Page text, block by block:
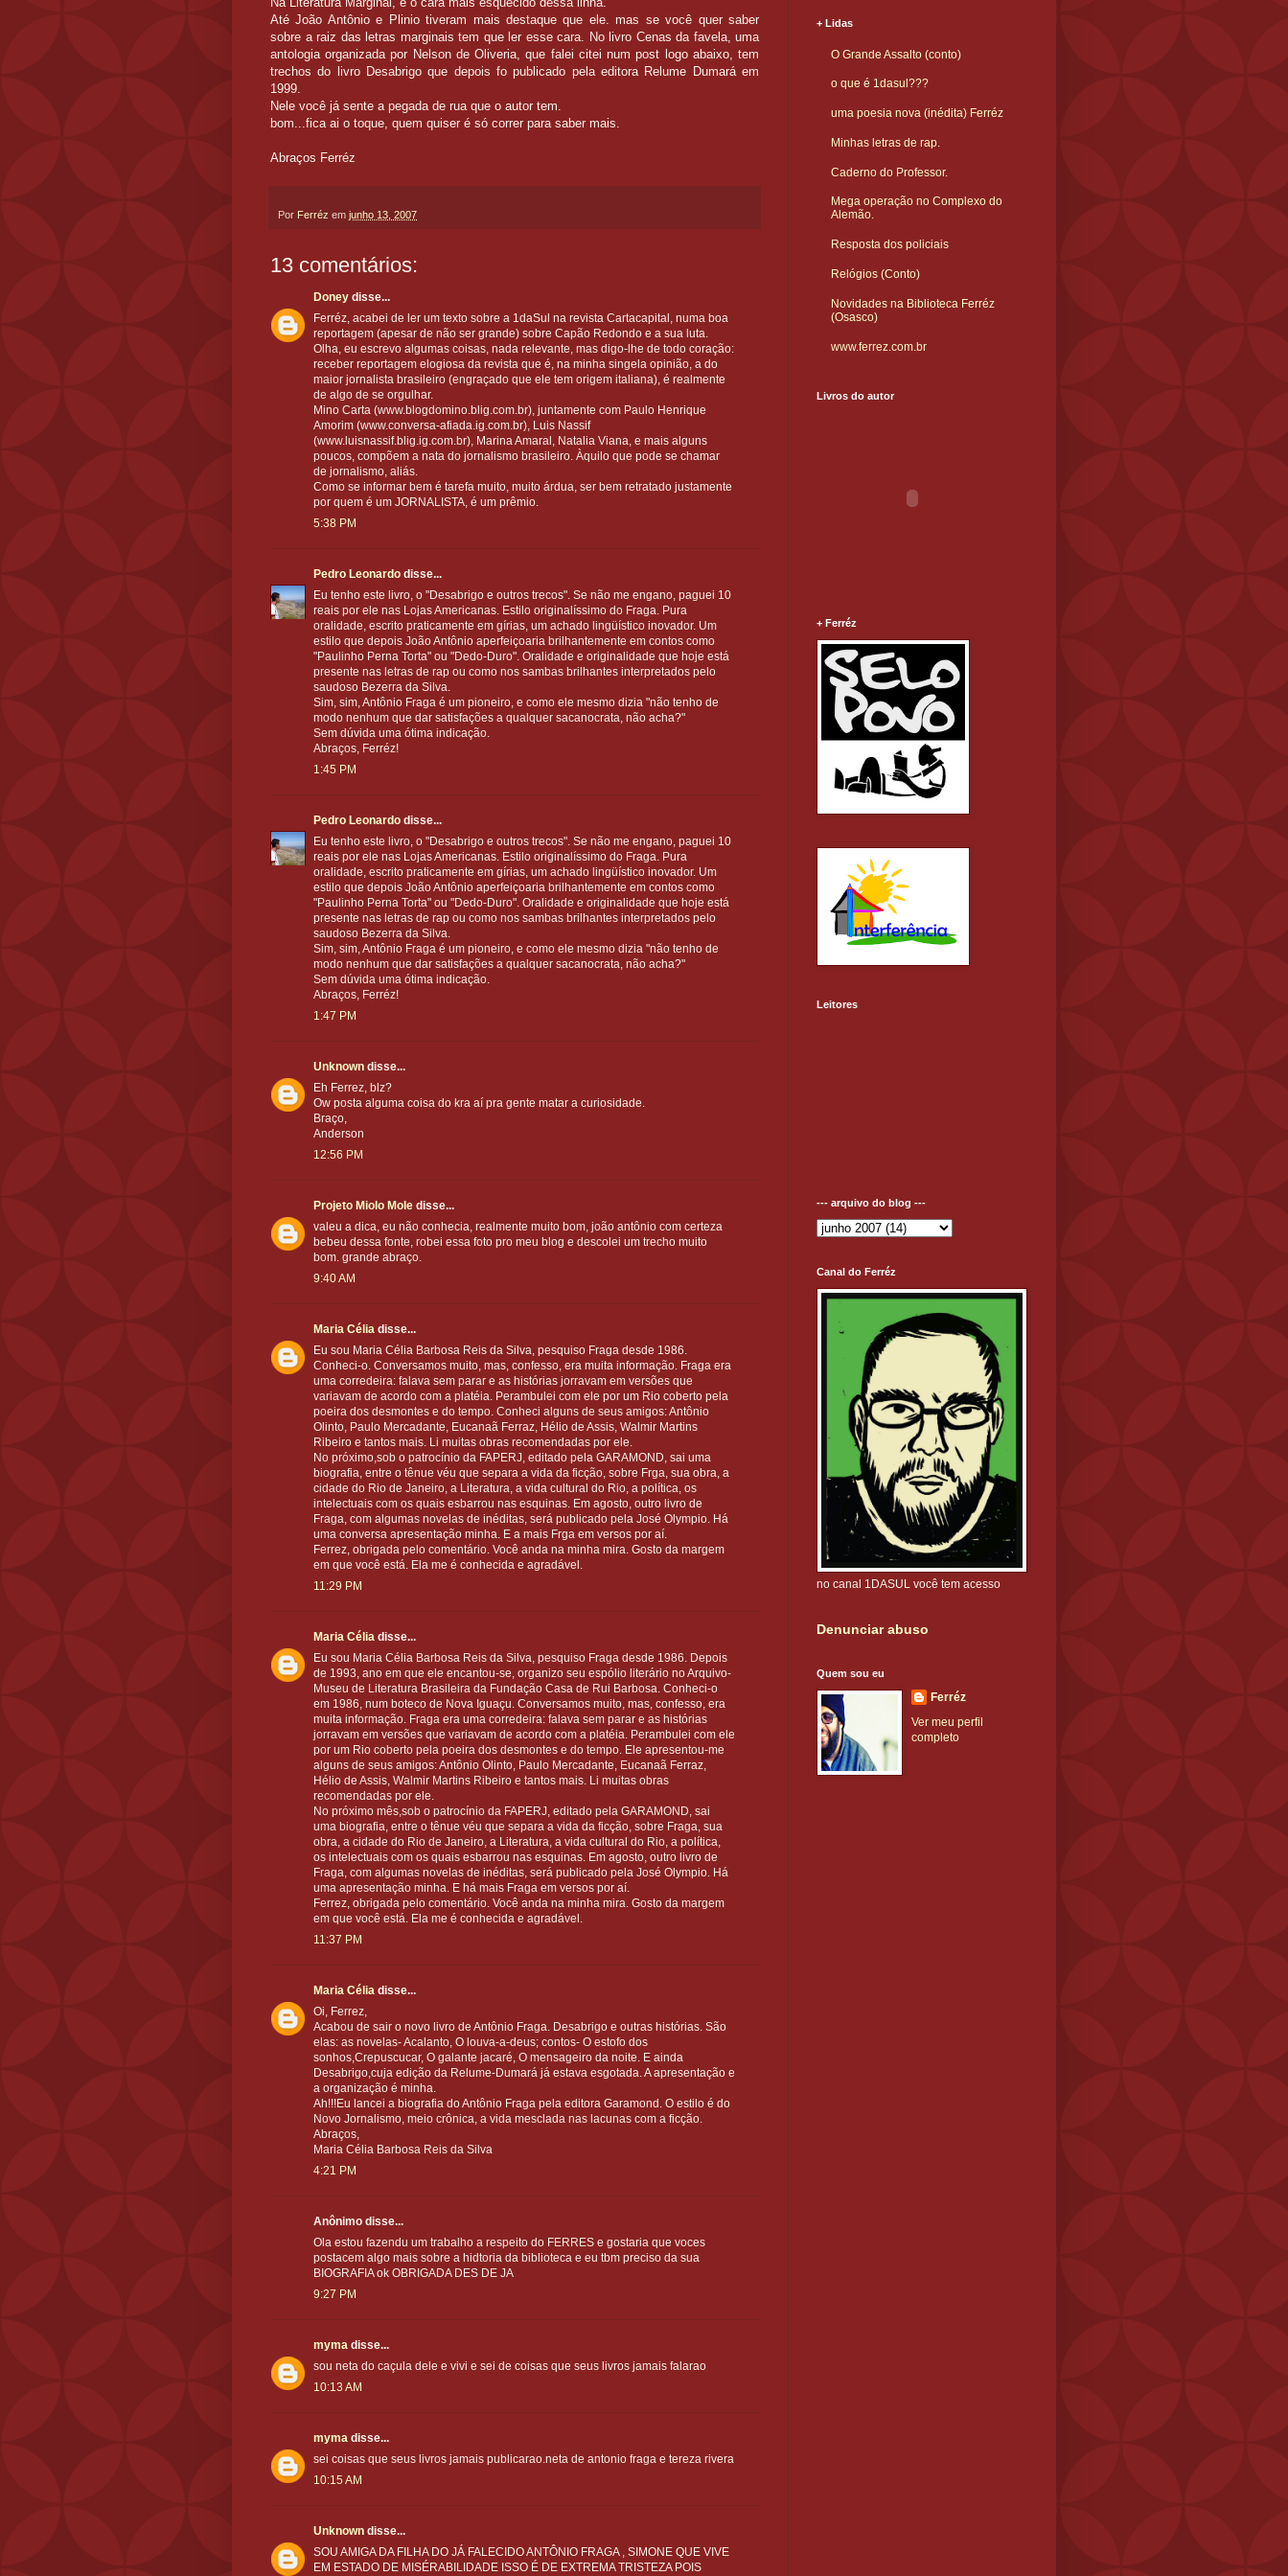
Até João Antônio e Plinio tiveram mais destaque que ele. mas se você quer saber
sobre a raiz das letras marginais tem que ler esse cara. No livro Cenas da favela, uma
antologia organizada por Nelson de Oliveria, que falei citei num post logo abaixo, tem
trechos do livro Desabrigo que depois fo publicado pela editora Relume Dumará em
1999.
Nele você já sente a pegada de rua que o autor tem.
bom...fica ai o toque, quem quiser é só correr para saber mais.
Abraços Ferréz
Por Ferréz em junho 13, 2007
13 comentários:
Doney disse...
Ferréz, acabei de ler um texto sobre a 1daSul na revista Cartacapital, numa boa
reportagem (apesar de não ser grande) sobre Capão Redondo e a sua luta.
Olha, eu escrevo algumas coisas, nada relevante, mas digo-lhe de todo coração:
receber reportagem elogiosa da revista que é, na minha singela opinião, a do
maior jornalista brasileiro (engraçado que ele tem origem italiana), é realmente
de algo de se orgulhar.
Mino Carta (www.blogdomino.blig.com.br), juntamente com Paulo Henrique
Amorim (www.conversa-afiada.ig.com.br), Luis Nassif
(www.luisnassif.blig.ig.com.br), Marina Amaral, Natalia Viana, e mais alguns
poucos, compõem a nata do jornalismo brasileiro. Àquilo que pode se chamar
de jornalismo, aliás.
Como se informar bem é tarefa muito, muito árdua, ser bem retratado justamente
por quem é um JORNALISTA, é um prêmio.
5:38 PM
Pedro Leonardo disse...
Eu tenho este livro, o "Desabrigo e outros trecos". Se não me engano, paguei 10
reais por ele nas Lojas Americanas. Estilo originalíssimo do Fraga. Pura
oralidade, escrito praticamente em gírias, um achado lingüístico inovador. Um
estilo que depois João Antônio aperfeiçoaria brilhantemente em contos como
"Paulinho Perna Torta" ou "Dedo-Duro". Oralidade e originalidade que hoje está
presente nas letras de rap ou como nos sambas brilhantes interpretados pelo
saudoso Bezerra da Silva.
Sim, sim, Antônio Fraga é um pioneiro, e como ele mesmo dizia "não tenho de
modo nenhum que dar satisfações a qualquer sacanocrata, não acha?"
Sem dúvida uma ótima indicação.
Abraços, Ferréz!
1:45 PM
Pedro Leonardo disse...
Eu tenho este livro, o "Desabrigo e outros trecos". Se não me engano, paguei 10
reais por ele nas Lojas Americanas. Estilo originalíssimo do Fraga. Pura
oralidade, escrito praticamente em gírias, um achado lingüístico inovador. Um
estilo que depois João Antônio aperfeiçoaria brilhantemente em contos como
"Paulinho Perna Torta" ou "Dedo-Duro". Oralidade e originalidade que hoje está
presente nas letras de rap ou como nos sambas brilhantes interpretados pelo
saudoso Bezerra da Silva.
Sim, sim, Antônio Fraga é um pioneiro, e como ele mesmo dizia "não tenho de
modo nenhum que dar satisfações a qualquer sacanocrata, não acha?"
Sem dúvida uma ótima indicação.
Abraços, Ferréz!
1:47 PM
Unknown disse...
Eh Ferrez, blz?
Ow posta alguma coisa do kra aí pra gente matar a curiosidade.
Braço,
Anderson
12:56 PM
Projeto Miolo Mole disse...
valeu a dica, eu não conhecia, realmente muito bom, joão antônio com certeza
bebeu dessa fonte, robei essa foto pro meu blog e descolei um trecho muito
bom. grande abraço.
9:40 AM
Maria Célia disse...
Eu sou Maria Célia Barbosa Reis da Silva, pesquiso Fraga desde 1986.
Conheci-o. Conversamos muito, mas, confesso, era muita informação. Fraga era
uma corredeira: falava sem parar e as histórias jorravam em versões que
variavam de acordo com a platéia. Perambulei com ele por um Rio coberto pela
poeira dos desmontes e do tempo. Conheci alguns de seus amigos: Antônio
Olinto, Paulo Mercadante, Eucanaã Ferraz, Hélio de Assis, Walmir Martins
Ribeiro e tantos mais. Li muitas obras recomendadas por ele.
No próximo,sob o patrocínio da FAPERJ, editado pela GARAMOND, sai uma
biografia, entre o tênue véu que separa a vida da ficção, sobre Frga, sua obra, a
cidade do Rio de Janeiro, a Literatura, a vida cultural do Rio, a política, os
intelectuais com os quais esbarrou nas esquinas. Em agosto, outro livro de
Fraga, com algumas novelas de inéditas, será publicado pela José Olympio. Há
uma conversa apresentação minha. E a mais Frga em versos por aí.
Ferrez, obrigada pelo comentário. Você anda na minha mira. Gosto da margem
em que você está. Ela me é conhecida e agradável.
11:29 PM
Maria Célia disse...
Eu sou Maria Célia Barbosa Reis da Silva, pesquiso Fraga desde 1986. Depois
de 1993, ano em que ele encantou-se, organizo seu espólio literário no Arquivo-
Museu de Literatura Brasileira da Fundação Casa de Rui Barbosa. Conheci-o
em 1986, num boteco de Nova Iguaçu. Conversamos muito, mas, confesso, era
muita informação. Fraga era uma corredeira: falava sem parar e as histórias
jorravam em versões que variavam de acordo com a platéia. Perambulei com ele
por um Rio coberto pela poeira dos desmontes e do tempo. Ele apresentou-me
alguns de seus amigos: Antônio Olinto, Paulo Mercadante, Eucanaã Ferraz,
Hélio de Assis, Walmir Martins Ribeiro e tantos mais. Li muitas obras
recomendadas por ele.
No próximo mês,sob o patrocínio da FAPERJ, editado pela GARAMOND, sai
uma biografia, entre o tênue véu que separa a vida da ficção, sobre Fraga, sua
obra, a cidade do Rio de Janeiro, a Literatura, a vida cultural do Rio, a política,
os intelectuais com os quais esbarrou nas esquinas. Em agosto, outro livro de
Fraga, com algumas novelas de inéditas, será publicado pela José Olympio. Há
uma apresentação minha. E há mais Fraga em versos por aí.
Ferrez, obrigada pelo comentário. Você anda na minha mira. Gosto da margem
em que você está. Ela me é conhecida e agradável.
11:37 PM
Maria Célia disse...
Oi, Ferrez,
Acabou de sair o novo livro de Antônio Fraga. Desabrigo e outras histórias. São
elas: as novelas- Acalanto, O louva-a-deus; contos- O estofo dos
sonhos,Crepuscucar, O galante jacaré, O mensageiro da noite. E ainda
Desabrigo,cuja edição da Relume-Dumará já estava esgotada. A apresentação e
a organização é minha.
Ah!!!Eu lancei a biografia do Antônio Fraga pela editora Garamond. O estilo é do
Novo Jornalismo, meio crônica, a vida mesclada nas lacunas com a ficção.
Abraços,
Maria Célia Barbosa Reis da Silva
4:21 PM
Anônimo disse...
Ola estou fazendu um trabalho a respeito do FERRES e gostaria que voces
postacem algo mais sobre a hidtoria da biblioteca e eu tbm preciso da sua
BIOGRAFIA ok OBRIGADA DES DE JA
9:27 PM
myma disse...
sou neta do caçula dele e vivi e sei de coisas que seus livros jamais falarao
10:13 AM
myma disse...
sei coisas que seus livros jamais publicarao.neta de antonio fraga e tereza rivera
10:15 AM
Unknown disse...
SOU AMIGA DA FILHA DO JÁ FALECIDO ANTÔNIO FRAGA , SIMONE QUE VIVE
EM ESTADO DE MISÉRABILIDADE ISSO É DE EXTREMA TRISTEZA POIS
+ Lidas
O Grande Assalto (conto)
o que é 1dasul???
uma poesia nova (inédita) Ferréz
Minhas letras de rap.
Caderno do Professor.
Mega operação no Complexo do
Alemão.
Resposta dos policiais
Relógios (Conto)
Novidades na Biblioteca Ferréz
(Osasco)
www.ferrez.com.br
Livros do autor
+ Ferréz
Leitores
--- arquivo do blog ---
Canal do Ferréz
no canal 1DASUL você tem acesso
Denunciar abuso
Quem sou eu
Ferréz
Ver meu perfil
completo